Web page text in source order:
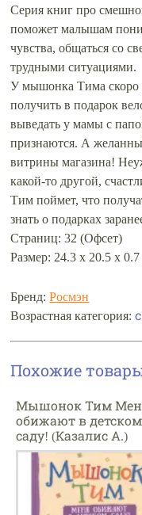
Серия книг про
поможет малышам
чувства, общаться со
трудными ситуациями.
У мышонка Тима скоро
получить в подарок
выведать у мамы с
признаются. А
витрины магазина!
какой-то другой,
Тим поймет, что
знать о подарках
Страниц: 32 (Офсет)
Размер: 24.3 x 20.5 x
Бренд:Росмэн
Возрастная категория:
Похожие
Мышонок Тим
обижают в детском
саду! (Казалис А.)